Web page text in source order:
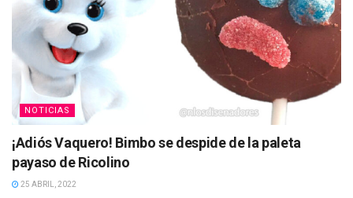
NOTICIAS
¡Adiós Vaquero! Bimbo se despide de la paleta
payaso de Ricolino
25 ABRIL, 2022